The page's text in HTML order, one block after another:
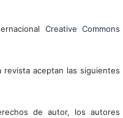
Creative Commons
aceptan las siguientes
de autor, los autores